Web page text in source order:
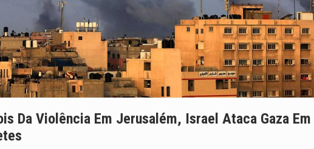
estabelece um prazo de 180 dias para…
Da Violência Em Jerusalém, Israel Ataca Gaza Em